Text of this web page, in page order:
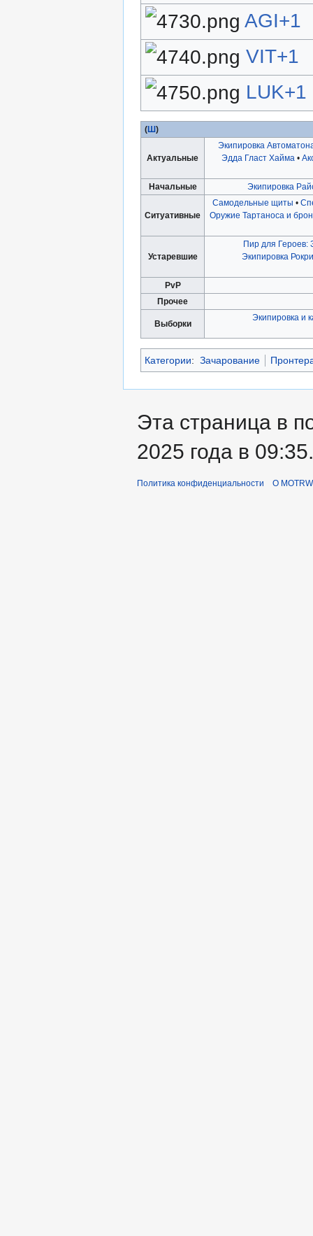
AGI+1
VIT+1
LUK+1
(Ш)
Актуальные
Экипировка
Эдда Гласт Хайма •
Начальные Экипировка
Ситуативные
Самодельные щиты •
Оружие Тартаноса и
Устаревшие
Пир для Героев:
Экипировка
PvP
Прочее
Выборки
Экипировка и
Категории: Зачарование
Эта страница в
2025 года в 09:35.
Политика конфиденциальности О